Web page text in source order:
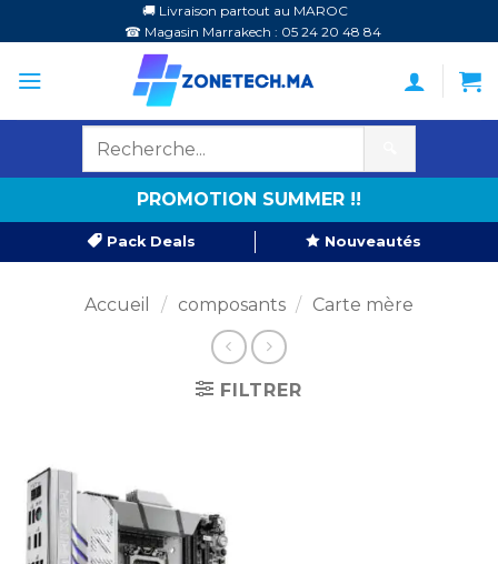
au
contenu
🚚 Livraison partout au MAROC
☎ Magasin Marrakech : 05 24 20 48 84
PROMOTION SUMMER !!
Pack Deals Nouveautés
Accueil / composants / Carte mère
FILTRER